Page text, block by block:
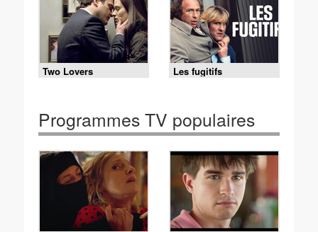
Two Lovers Les fugitifs
Programmes TV populaires